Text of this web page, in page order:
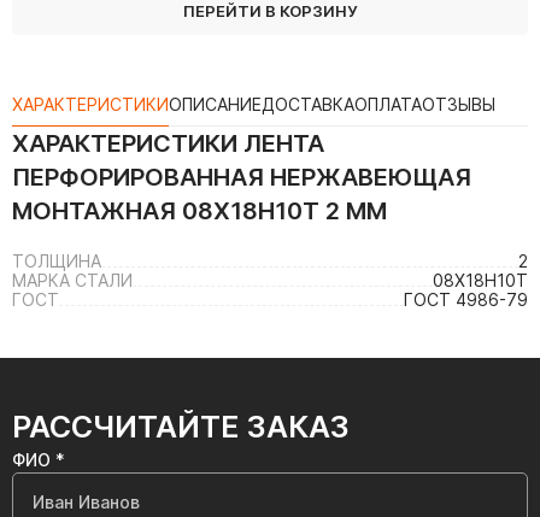
ПЕРЕЙТИ В КОРЗИНУ
ХАРАКТЕРИСТИКИОПИСАНИЕДОСТАВКАОПЛАТАОТЗЫВЫ
ХАРАКТЕРИСТИКИ ЛЕНТА
ПЕРФОРИРОВАННАЯ НЕРЖАВЕЮЩАЯ
МОНТАЖНАЯ 08Х18Н10Т 2 ММ
ТОЛЩИНА
2
МАРКА СТАЛИ
08Х18Н10Т
ГОСТ
ГОСТ 4986-79
РАССЧИТАЙТЕ ЗАКАЗ
ФИО *